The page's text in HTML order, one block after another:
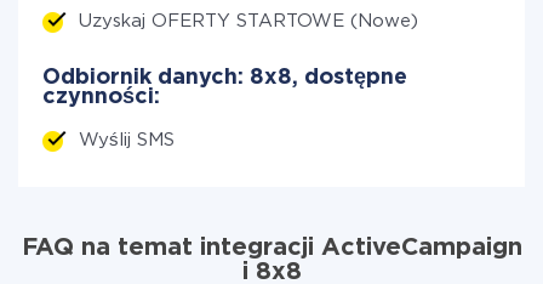
Uzyskaj OFERTY STARTOWE (Nowe)
Odbiornik danych: 8x8, dostępne
czynności:
Wyślij SMS
FAQ na temat integracji ActiveCampaign
i 8x8